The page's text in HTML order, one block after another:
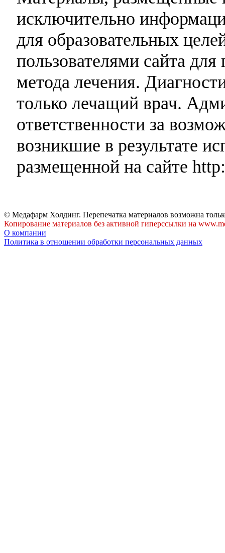
исключительно
для образовательных
пользователями сайта
метода лечения.
только лечащий врач.
ответственности за
возникшие в результате
размещенной на сайте
© Медафарм Холдинг. Перепечатка материалов возможна
Копирование материалов без активной гиперссылки на
О компании
Политика в отношении обработки персональных данных